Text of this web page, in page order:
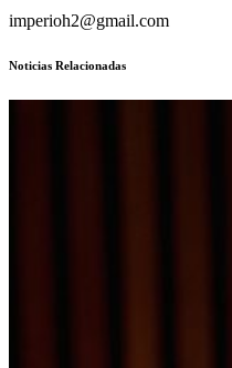
imperioh2@gmail.com
Noticias Relacionadas